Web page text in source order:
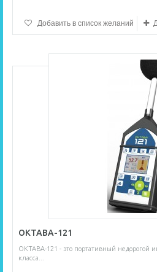
Добавить в список желаний
ОКТАВА-121
ОКТАВА-121 - это портативный
класса...